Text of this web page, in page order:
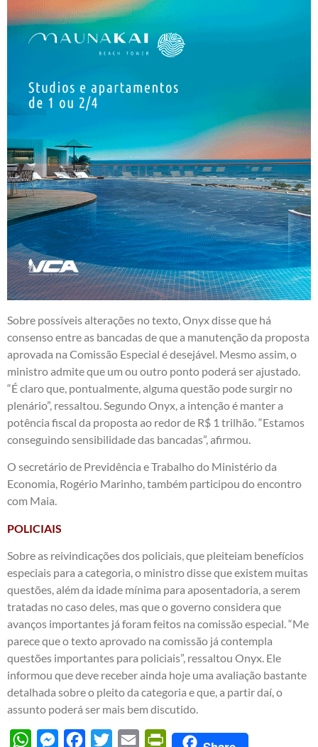
Sobre possíveis alterações no texto, Onyx disse que há
consenso entre as bancadas de que a manutenção da proposta
aprovada na Comissão Especial é desejável. Mesmo assim, o
ministro admite que um ou outro ponto poderá ser ajustado.
“É claro que, pontualmente, alguma questão pode surgir no
plenário”, ressaltou. Segundo Onyx, a intenção é manter a
potência fiscal da proposta ao redor de R$ 1 trilhão. “Estamos
conseguindo sensibilidade das bancadas”, afirmou.
O secretário de Previdência e Trabalho do Ministério da
Economia, Rogério Marinho, também participou do encontro
com Maia.
POLICIAIS
Sobre as reivindicações dos policiais, que pleiteiam benefícios
especiais para a categoria, o ministro disse que existem muitas
questões, além da idade mínima para aposentadoria, a serem
tratadas no caso deles, mas que o governo considera que
avanços importantes já foram feitos na comissão especial. “Me
parece que o texto aprovado na comissão já contempla
questões importantes para policiais”, ressaltou Onyx. Ele
informou que deve receber ainda hoje uma avaliação bastante
detalhada sobre o pleito da categoria e que, a partir daí, o
assunto poderá ser mais bem discutido.
WhatsAppMessengerFacebook
Twitter Email PrintFriendly